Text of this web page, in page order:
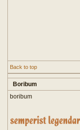
Back to top
Boribum
boribum